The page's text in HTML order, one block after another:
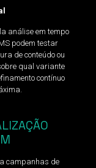
análise em tempo
podem testar
de conteúdo ou
qual variante
contínuo
campanhas de